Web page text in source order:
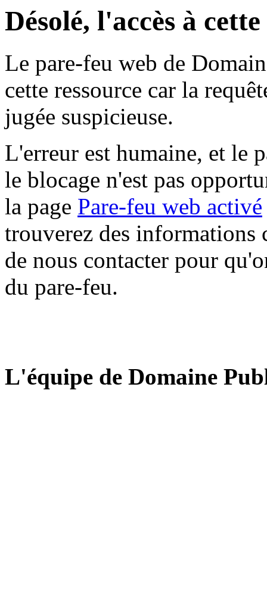
Désolé, l'accès à
Le pare-feu web de
cette ressource car la
jugée suspicieuse.
L'erreur est humaine, et le
le blocage n'est pas
la page Pare-feu web activé
trouverez des informations
de nous contacter pour
du pare-feu.
L'équipe de Domaine